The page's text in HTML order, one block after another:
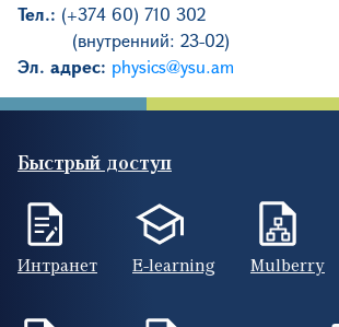
Тел.: (+374 60) 710 302
(внутренний։ 23-02)
Эл. адрес: physics@ysu.am
Быстрый доступ
Интранет E-learning Mulberry